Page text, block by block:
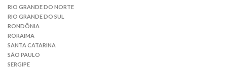
RIO GRANDE DO NORTE
RIO GRANDE DO SUL
RONDÔNIA
RORAIMA
SANTA CATARINA
SÃO PAULO
SERGIPE